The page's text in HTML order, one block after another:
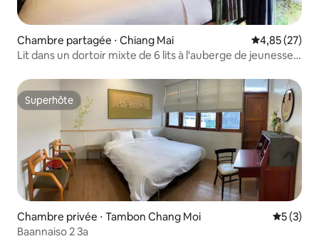
Chambre partagée ⋅ Chiang Mai Évaluation
4,85 (27)
Lit dans un dortoir mixte de 6 lits à l'auberge de jeunesse
Superhôte
Superhôte
Chambre privée ⋅ Tambon Chang Moi
5 (3)
Baannaiso 2 3a